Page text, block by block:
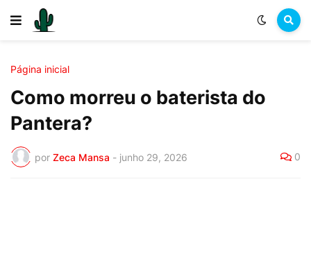
Página inicial
Como morreu o baterista do
Pantera?
por Zeca Mansa - junho 29, 2026 0